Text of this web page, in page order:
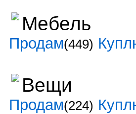
Мебель
Продам(449)
Вещи
Продам(224)